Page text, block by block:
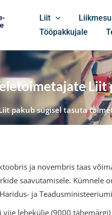
Liit
Tööpakkujale
Liit
pakub sügisel tasuta
ja novembris taas
saavutamisele.
ja
lehekülje (9000